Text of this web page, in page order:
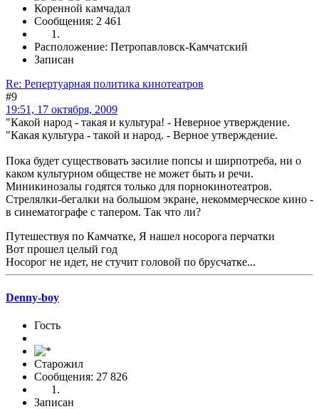
Коренной камчадал
Сообщения: 2 461
Расположение: Петропавловск-Камчатский
Записан
Re: Репертуарная политика кинотеатров
#9
19:51, 17 октября, 2009
"Какой народ - такая и культура! - Неверное утверждение.
"Какая культура - такой и народ. - Верное утверждение.
Пока будет существовать засилие попсы и ширпотреба, ни о
каком культурном обществе не может быть и речи.
Миникинозалы годятся только для порнокинотеатров.
Стрелялки-бегалки на большом экране, некоммерческое кино -
в синематографе с тапером. Так что ли?
Путешествуя по Камчатке, Я нашел носорога перчатки
Вот прошел целый год
Носорог не идет, не стучит головой по брусчатке...
Denny-boy
Гость
Старожил
Сообщения: 27 826
Записан